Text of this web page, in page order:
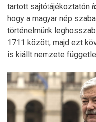
tartott sajtótájékoztatón
hogy a magyar nép
történelmünk
1711 között, majd ezt
is kiállt nemzete